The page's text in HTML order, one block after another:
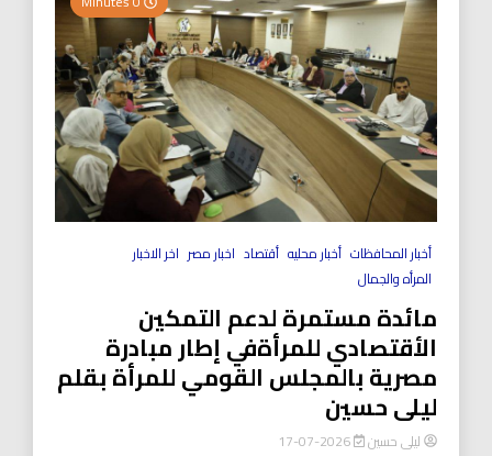
أخبار المحافظات أخبار محليه أقتصاد اخبار مصر اخر الاخبار
المرأه والجمال
مائدة مستمرة لدعم التمكين
الأقتصادي للمرأةفي إطار مبادرة
مصرية بالمجلس القومي للمرأة بقلم
ليلى حسين
ليلى حسين 2026-07-17